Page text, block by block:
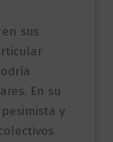
sus
En su
y